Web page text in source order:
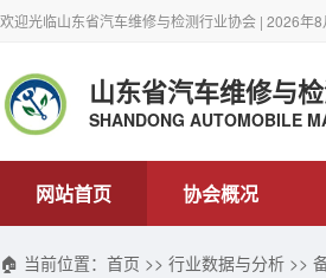
欢迎光临山东省汽车维修与检测行业协会 | 2026年
山东省汽车维修与
SHANDONG AUTOMOBILE
网站首页 协会概况
🏠 当前位置： 首页 >> 行业数据与分析 >>